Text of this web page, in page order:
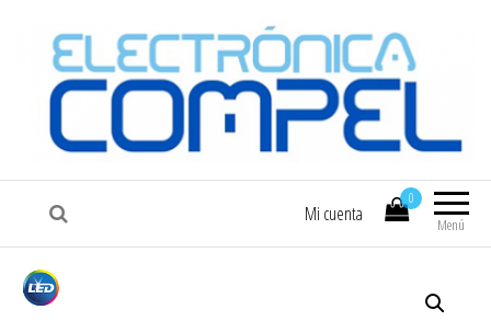
COMPEL Electrónica COMPEL
Menú
0
Mi cuenta